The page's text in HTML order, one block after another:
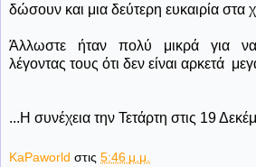
δώσουν και μια δεύτερη ευκαιρία στα
Άλλωστε ήταν πολύ μικρά για
λέγοντας τους ότι δεν είναι αρκετά
...Η συνέχεια την Τετάρτη στις 19
KaPaworld στις 5:46 μ.μ.